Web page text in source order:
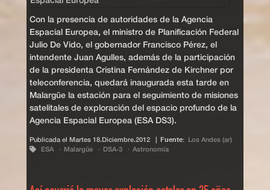
Con la presencia de autoridades de la Agencia
Espacial Europea, el ministro de Planificación Federal
Julio De Vido, el gobernador Francisco Pérez, el
intendente Juan Agulles, además de la participación
de la presidenta Cristina Fernández de Kirchner por
teleconferencia, quedará inaugurada esta tarde en
Malargüe la estación para el seguimiento de misiones
satelitales de exploración del espacio profundo de la
Agencia Espacial Europea (ESA DS3).
Publicada el Martes 18.Diciembre.2012 Fuente:
Los Andes (ar)
ESA
Malargüe DSA-3 Astronomía